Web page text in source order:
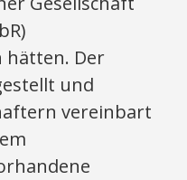
hätten. Der
und
vereinbart